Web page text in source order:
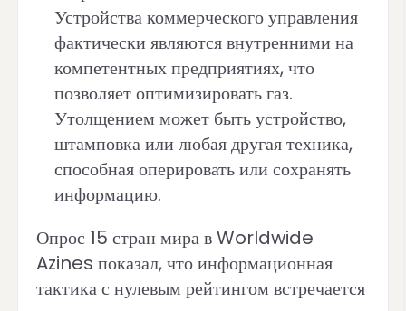
Устройства коммерческого управления
фактически являются внутренними на
компетентных предприятиях, что
позволяет оптимизировать газ.
Утолщением может быть устройство,
штамповка или любая другая техника,
способная оперировать или сохранять
информацию.
Опрос 15 стран мира в Worldwide
Azines показал, что информационная
тактика с нулевым рейтингом встречается